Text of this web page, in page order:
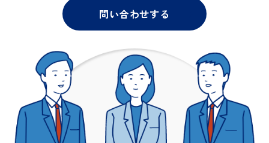
問い合わせする